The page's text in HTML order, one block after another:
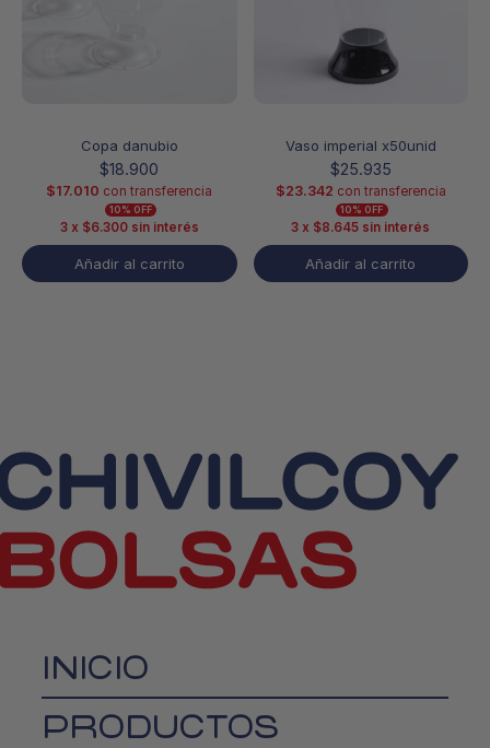
Copa danubio
$18.900
$17.010 con transferencia
10% OFF
3 x $6.300 sin interés
Añadir al carrito
Vaso imperial x50unid
$25.935
$23.342 con transferencia
10% OFF
3 x $8.645 sin interés
Añadir al carrito
INICIO
PRODUCTOS